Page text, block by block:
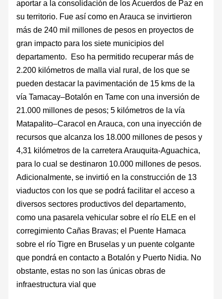
aportar a la consolidación de los Acuerdos de Paz en
su territorio. Fue así como en Arauca se invirtieron
más de 240 mil millones de pesos en proyectos de
gran impacto para los siete municipios del
departamento. Eso ha permitido recuperar más de
2.200 kilómetros de malla vial rural, de los que se
pueden destacar la pavimentación de 15 kms de la
vía Tamacay–Botalón en Tame con una inversión de
21.000 millones de pesos; 5 kilómetros de la vía
Matapalito–Caracol en Arauca, con una inyección de
recursos que alcanza los 18.000 millones de pesos y
4,31 kilómetros de la carretera Arauquita-Aguachica,
para lo cual se destinaron 10.000 millones de pesos.
Adicionalmente, se invirtió en la construcción de 13
viaductos con los que se podrá facilitar el acceso a
diversos sectores productivos del departamento,
como una pasarela vehicular sobre el río ELE en el
corregimiento Cañas Bravas; el Puente Hamaca
sobre el río Tigre en Bruselas y un puente colgante
que pondrá en contacto a Botalón y Puerto Nidia. No
obstante, estas no son las únicas obras de
infraestructura vial que